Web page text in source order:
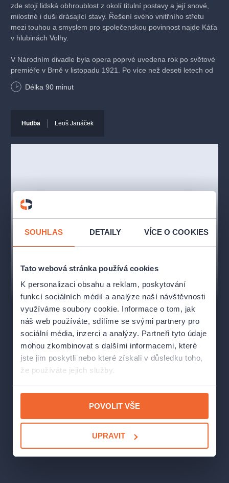
SOUHLAS DETAILY VÍCE O COOKIES
Tato webová stránka používá cookies
K personalizaci obsahu a reklam, poskytování
funkcí sociálních médií a analýze naší návštěvnosti
využíváme soubory cookie. Informace o tom, jak
náš web používáte, sdílíme se svými partnery pro
sociální média, inzerci a analýzy. Partneři tyto údaje
mohou zkombinovat s dalšími informacemi, které
jste jim poskytli nebo které získali v důsledku toho,
že používáte jejich služby.
POVOLIT VŠE
UPRAVIT
zde stojí lidská obhroublost z okolí titulní postavy a její snové,
milostné i duši drásající stavy. Řešení svého vnitřního střetu
mezi touhou a smyslem pro společenskou povinnost najde Káťa
v hlubinách Volhy.
V Národním divadle byla opera poprvé uvedena rok po světové
premiéře v Brně v listopadu 1921. Po více než deseti letech od
posledního nastudování jsme připravili novou inscenaci v režii
španělský režiséraCalixta Bieita
Účinkující
Sbor Národního divadla
Orchestr Národního divadla
(2025-2026)
Savjol Prokofjevič Dikoj:Jiří Sulženko
Boris Grigorjevič:Peter Berger
Marfa Ignatěvna Kabanová:Eva Urbanová
Tichon Ivanyč Kabanov: Jaroslav Březina
Katěrina / Káťa:Alžběta Poláčková
Arnheiður Eiríksdóttir
Kuligin:Miloš Horák
Délka 90 minut
Hudba Leoš Janáček